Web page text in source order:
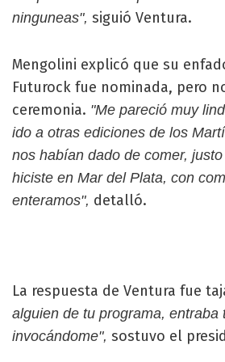
ninguneas", siguió Ventura.
Mengolini explicó que su
Futurock fue nominada, pero
ceremonia. "Me pareció muy
ido a otras ediciones de los
nos habían dado de comer,
hiciste en Mar del Plata, con
enteramos", detalló.
La respuesta de Ventura fue
alguien de tu programa, entraba
invocándome", sostuvo el